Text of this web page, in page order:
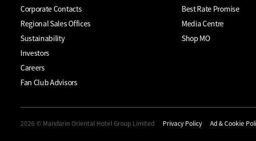
Corporate Contacts
Regional Sales Offices
Sustainability
Investors
Careers
Fan Club Advisors
Best Rate Promise
Media Centre
Shop MO
2026 © Mandarin Oriental Hotel Group Limited Privacy Policy Ad & Cookie